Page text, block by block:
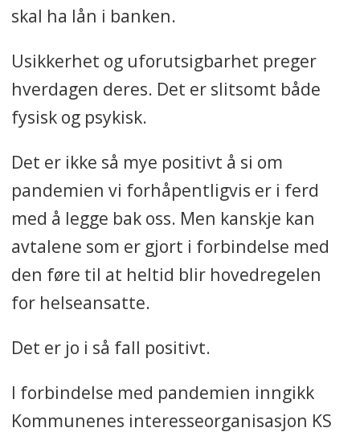
skal ha lån i banken.
Usikkerhet og uforutsigbarhet preger
hverdagen deres. Det er slitsomt både
fysisk og psykisk.
Det er ikke så mye positivt å si om
pandemien vi forhåpentligvis er i ferd
med å legge bak oss. Men kanskje kan
avtalene som er gjort i forbindelse med
den føre til at heltid blir hovedregelen
for helseansatte.
Det er jo i så fall positivt.
I forbindelse med pandemien inngikk
Kommunenes interesseorganisasjon KS